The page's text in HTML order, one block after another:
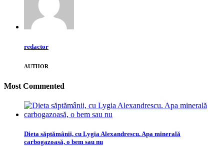
redactor
AUTHOR
Most Commented
Dieta săptămânii, cu Lygia Alexandrescu. Apa minerală
carbogazoasă, o bem sau nu